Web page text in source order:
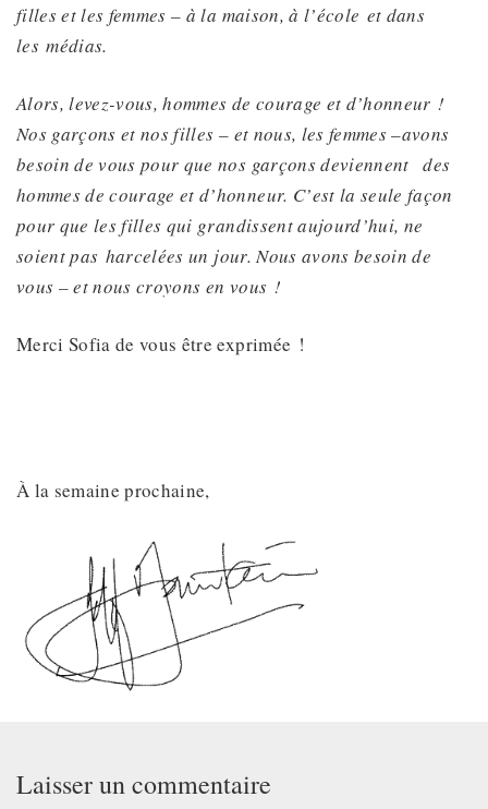
filles et les femmes – à la maison,à l’école et dans
lesmédias.
Alors, levez-vous, hommes de courage et d’honneur !
Nos garçons et nos filles – et nous, les femmes –avons
besoin de vous pour que nos garçons deviennent des
hommes de courage et d’honneur. C’est la seule façon
pour que les filles qui grandissent aujourd’hui, ne
soient pas harcelées un jour. Nous avons besoin de
vous – et nous croyons en vous !
Merci Sofia de vous être exprimée !
À la semaine prochaine,
Laisser un commentaire